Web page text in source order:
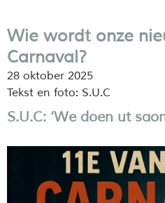
Wie wordt onze
Carnaval?
28 oktober 2025
Tekst en foto: S.U.C
S.U.C: ‘We doen ut